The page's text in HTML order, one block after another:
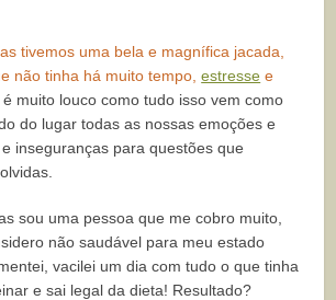
tivemos uma bela e magnífica jacada,
não tinha há muito tempo,estresse e
é muito louco como tudo isso vem como
do lugar todas as nossas emoções e
inseguranças para questões que
sou uma pessoa que me cobro muito,
não saudável para meu estado
vacilei um dia com tudo o que tinha
e sai legal da dieta! Resultado?